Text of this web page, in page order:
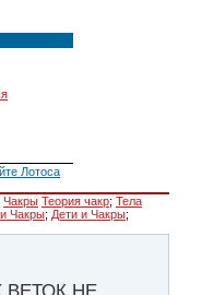
Лотоса
Чакры Теория чакр; Тела
Чакры; Дети и Чакры;
ВЕТОК НЕ